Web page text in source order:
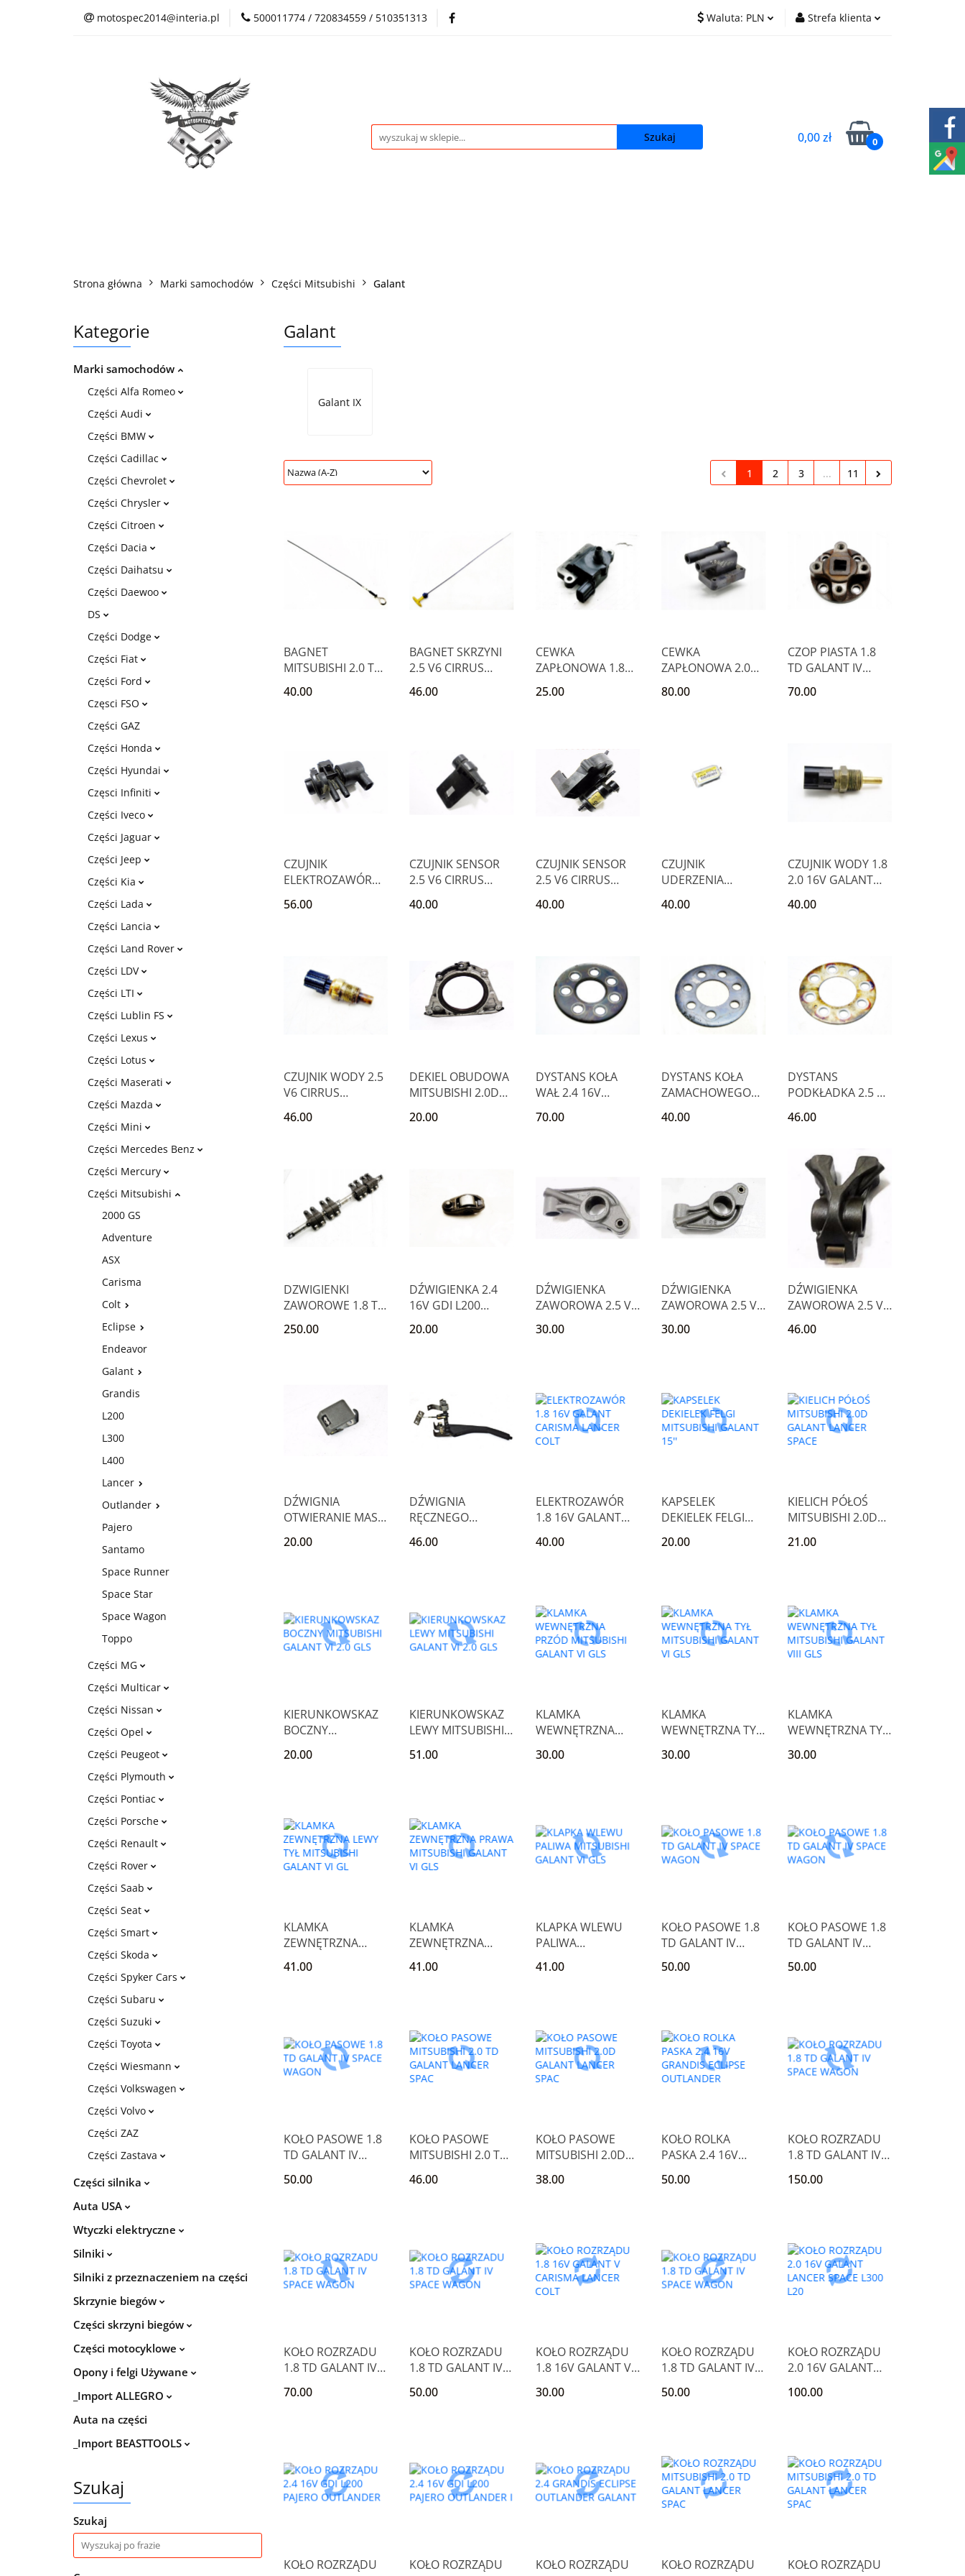
motospec2014@interia.pl 500011774 / 720834559 / 510351313 Waluta: PLN Strefa klienta
0,00 zł 0
Sklep Auto Części Regulamin sklepu Praca
Kontakt
Strona główna Marki samochodów Części Mitsubishi Galant
Kategorie
Marki samochodów
Części Alfa Romeo
Części Audi
Części BMW
Części Cadillac
Części Chevrolet
Części Chrysler
Części Citroen
Części Dacia
Części Daihatsu
Części Daewoo
DS
Części Dodge
Części Fiat
Części Ford
Częsci FSO
Części GAZ
Części Honda
Części Hyundai
Częsci Infiniti
Części Iveco
Części Jaguar
Części Jeep
Części Kia
Części Lada
Części Lancia
Części Land Rover
Części LDV
Części LTI
Części Lublin FS
Części Lexus
Części Lotus
Części Maserati
Części Mazda
Części Mini
Części Mercedes Benz
Części Mercury
Części Mitsubishi
2000 GS
Adventure
ASX
Carisma
Colt
Eclipse
Endeavor
Galant
Grandis
L200
L300
L400
Lancer
Outlander
Pajero
Santamo
Space Runner
Space Star
Space Wagon
Toppo
Części MG
Części Multicar
Części Nissan
Części Opel
Części Peugeot
Części Plymouth
Części Pontiac
Części Porsche
Części Renault
Części Rover
Części Saab
Części Seat
Części Smart
Części Skoda
Części Spyker Cars
Części Subaru
Części Suzuki
Części Toyota
Części Wiesmann
Części Volkswagen
Części Volvo
Części ZAZ
Części Zastava
Części silnika
Auta USA
Wtyczki elektryczne
Silniki
Silniki z przeznaczeniem na części
Skrzynie biegów
Części skrzyni biegów
Części motocyklowe
Opony i felgi Używane
_Import ALLEGRO
Auta na części
_Import BEASTTOOLS
Szukaj
Szukaj
Galant
Galant IX
1 2 3 ... 11
BAGNET
MITSUBISHI 2.0 TD
GALANT LANCER
SPAC
40.00
BAGNET SKRZYNI
2.5 V6 CIRRUS
STRATUS SEBRING
GALAN
46.00
CEWKA
ZAPŁONOWA 1.8
16V GALANT V
CARISMA LANCER
25.00
CEWKA
ZAPŁONOWA 2.0
16V MITSUBISHI
ECLIPSE 4G63
80.00
CZOP PIASTA 1.8
TD GALANT IV
SPACE WAGON
70.00
CZUJNIK
ELEKTROZAWÓR
STRATUS SEBRING
56.00
CZUJNIK SENSOR
2.5 V6 CIRRUS
GALAN
40.00
CZUJNIK SENSOR
2.5 V6 CIRRUS
GALAN
40.00
CZUJNIK
UDERZENIA
GALANT VI 2.0 GLS
40.00
CZUJNIK WODY 1.8
2.0 16V GALANT
WAGON
40.00
CZUJNIK WODY 2.5
V6 CIRRUS
GALANT
46.00
DEKIEL OBUDOWA
MITSUBISHI 2.0D
SPAC
20.00
DYSTANS KOŁA
WAŁ 2.4 16V
OUTLANDER
70.00
DYSTANS KOŁA
ZAMACHOWEGO
CARISMA
40.00
DYSTANS
PODKŁADKA 2.5 V6
SEBRING
46.00
DZWIGIENKI
ZAWOROWE 1.8 TD
GALANT IV SPACE
WAGON
250.00
DŹWIGIENKA 2.4
16V GDI L200
PAJERO
OUTLANDER I
20.00
DŹWIGIENKA
ZAWOROWA 2.5 V6
CIRRUS STRATUS
SEBRING
30.00
DŹWIGIENKA
ZAWOROWA 2.5 V6
CIRRUS STRATUS
SEBRING
30.00
DŹWIGIENKA
ZAWOROWA 2.5 V6
CIRRUS STRATUS
SEBRING
46.00
DŹWIGNIA
OTWIERANIE MASKI
GALANT VIII
20.00
DŹWIGNIA
RĘCZNEGO
GALANT VI GLS
46.00
ELEKTROZAWÓR
1.8 16V GALANT
COLT
40.00
KAPSELEK
DEKIELEK FELGI
GALANT 15''
20.00
KIELICH PÓŁOŚ
MITSUBISHI 2.0D
SPACE
21.00
KIERUNKOWSKAZ
BOCZNY
GALANT VI 2.0 GLS
20.00
KIERUNKOWSKAZ
LEWY MITSUBISHI
51.00
KLAMKA
WEWNĘTRZNA
GALANT VI GLS
30.00
KLAMKA
WEWNĘTRZNA TYŁ
GALANT VI GLS
30.00
KLAMKA
WEWNĘTRZNA TYŁ
GALANT VIII GLS
30.00
KLAMKA
ZEWNĘTRZNA
LEWY TYŁ
MITSUBISHI
41.00
KLAMKA
ZEWNĘTRZNA
PRAWA
MITSUBISHI
41.00
KLAPKA WLEWU
PALIWA
MITSUBISHI
GALANT VI GLS
41.00
KOŁO PASOWE 1.8
TD GALANT IV
SPACE WAGON
50.00
KOŁO PASOWE 1.8
TD GALANT IV
SPACE WAGON
50.00
KOŁO PASOWE 1.8
TD GALANT IV
50.00
KOŁO PASOWE
MITSUBISHI 2.0 TD
SPAC
46.00
KOŁO PASOWE
MITSUBISHI 2.0D
SPAC
38.00
KOŁO ROLKA
PASKA 2.4 16V
OUTLANDER
50.00
KOŁO ROZRZADU
1.8 TD GALANT IV
150.00
KOŁO ROZRZADU
1.8 TD GALANT IV
70.00
KOŁO ROZRZADU
1.8 TD GALANT IV
50.00
KOŁO ROZRZĄDU
1.8 16V GALANT V
COLT
30.00
KOŁO ROZRZĄDU
1.8 TD GALANT IV
50.00
KOŁO ROZRZĄDU
2.0 16V GALANT
L300 L20
100.00
KOŁO ROZRZĄDU
KOŁO ROZRZĄDU
KOŁO ROZRZĄDU
KOŁO ROZRZĄDU
KOŁO ROZRZĄDU